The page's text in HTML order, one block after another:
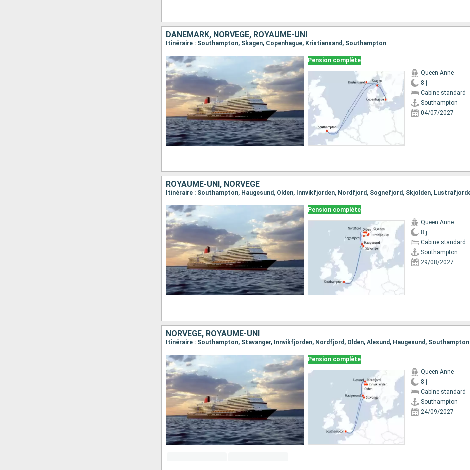
DANEMARK, NORVÈGE, ROYAUME-UNI
Itinéraire : Southampton, Skagen, Copenhague, Kristiansand, Southampton
Pension complète
Queen Anne
8 j
Cabine standard
Southampton
04/07/2027
ROYAUME-UNI, NORVÈGE
Pension complète
Queen Anne
8 j
Cabine standard
Southampton
29/08/2027
NORVÈGE, ROYAUME-UNI
Itinéraire : Southampton, Stavanger, Innvikfjorden, Nordfjord, Olden, Alesund, Haugesund, Southampton
Pension complète
Queen Anne
8 j
Cabine standard
Southampton
24/09/2027